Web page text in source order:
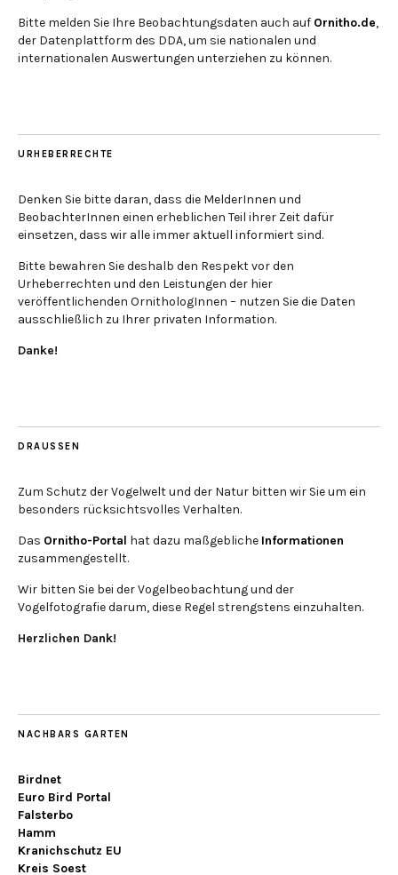
Bitte melden Sie Ihre Beobachtungsdaten auch auf Ornitho.de,
der Datenplattform des DDA, um sie nationalen und
internationalen Auswertungen unterziehen zu können.
URHEBERRECHTE
Denken Sie bitte daran, dass die MelderInnen und
BeobachterInnen einen erheblichen Teil ihrer Zeit dafür
einsetzen, dass wir alle immer aktuell informiert sind.
Bitte bewahren Sie deshalb den Respekt vor den
Urheberrechten und den Leistungen der hier
veröffentlichenden OrnithologInnen – nutzen Sie die Daten
ausschließlich zu Ihrer privaten Information.
Danke!
DRAUSSEN
Zum Schutz der Vogelwelt und der Natur bitten wir Sie um ein
besonders rücksichtsvolles Verhalten.
Das Ornitho-Portal hat dazu maßgebliche Informationen
zusammengestellt.
Wir bitten Sie bei der Vogelbeobachtung und der
Vogelfotografie darum, diese Regel strengstens einzuhalten.
Herzlichen Dank!
NACHBARS GARTEN
Birdnet
Euro Bird Portal
Falsterbo
Hamm
Kranichschutz EU
Kreis Soest